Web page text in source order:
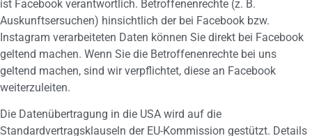
ist Facebook verantwortlich. Betroffenenrechte (z. B.
Auskunftsersuchen) hinsichtlich der bei Facebook bzw.
Instagram verarbeiteten Daten können Sie direkt bei Facebook
geltend machen. Wenn Sie die Betroffenenrechte bei uns
geltend machen, sind wir verpflichtet, diese an Facebook
weiterzuleiten.
Die Datenübertragung in die USA wird auf die
Standardvertragsklauseln der EU-Kommission gestützt. Details